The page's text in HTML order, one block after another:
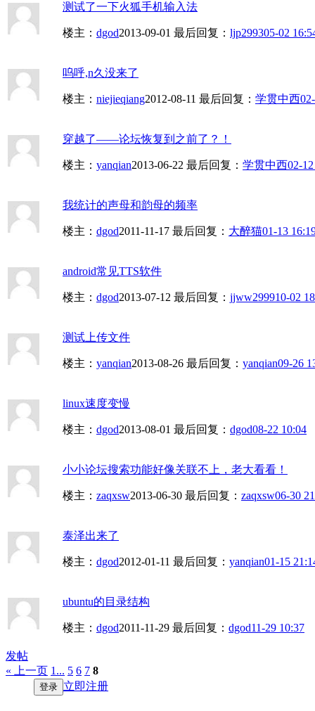
测试了一下火狐手机输入法
楼主： dgod2013-09-01 最后回复： ljp299305-02
呜呼,n久没来了
楼主： niejieqiang2012-08-11 最后回复： 学贯中西
穿越了——论坛恢复到之前了？！
楼主： yanqian2013-06-22 最后回复： 学贯中西02-
我统计的声母和韵母的频率
楼主： dgod2011-11-17 最后回复： 大醉猫01-13
android常见TTS软件
楼主： dgod2013-07-12 最后回复： jjww299910-02
测试上传文件
楼主： yanqian2013-08-26 最后回复： yanqian09-26
linux速度变慢
楼主： dgod2013-08-01 最后回复： dgod08-22 10:04
小小论坛搜索功能好像关联不上，老大看看！
楼主： zaqxsw2013-06-30 最后回复： zaqxsw06-30
泰泽出来了
楼主： dgod2012-01-11 最后回复： yanqian01-15
ubuntu的目录结构
楼主： dgod2011-11-29 最后回复： dgod11-29 10:37
发帖
« 上一页 1... 5 6 7 8
登录 立即注册